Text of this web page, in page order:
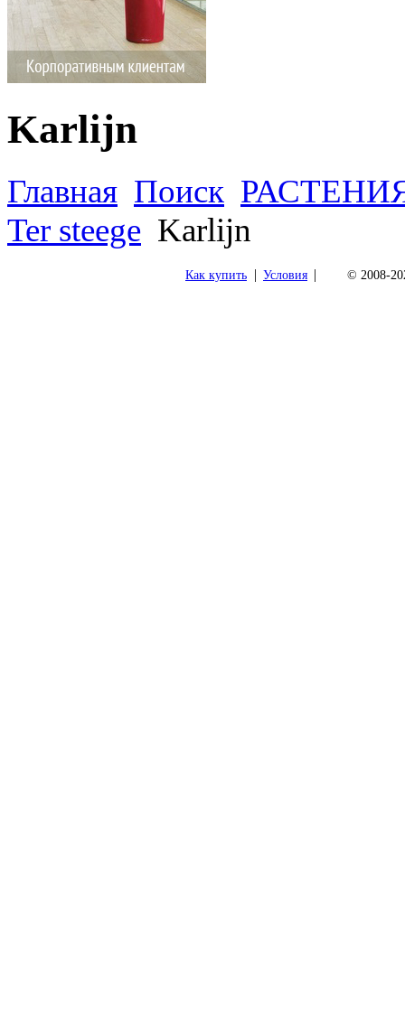
Karlijn
Главная Поиск
Ter steege Karlijn
Как купить | Условия | © 2008-